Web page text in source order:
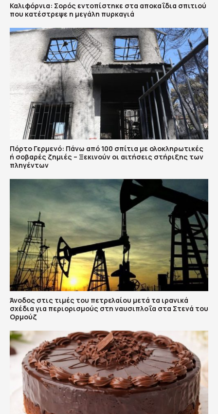
Καλιφόρνια: Σορός εντοπίστηκε στα αποκαΐδια σπιτιού
που κατέστρεψε η μεγάλη πυρκαγιά
Πόρτο Γερμενό: Πάνω από 100 σπίτια με ολοκληρωτικές
ή σοβαρές ζημιές – Ξεκινούν οι αιτήσεις στήριξης των
πληγέντων
Άνοδος στις τιμές του πετρελαίου μετά τα ιρανικά
σχέδια για περιορισμούς στη ναυσιπλοΐα στα Στενά του
Ορμούζ